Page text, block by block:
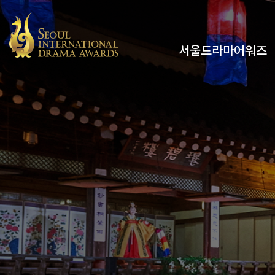
서울드라마어워즈
유튜브
인스타그램
x
페이스북